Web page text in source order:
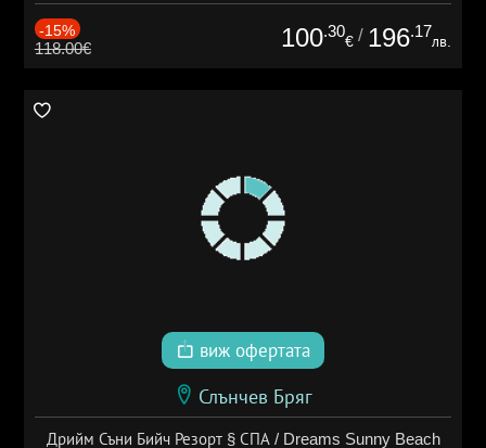
-15%
118.00€ 100.30
€ / 196.17
лв.
виж офертата
Слънчев Бряг
Дрийм Съни Бийч Резорт § СПА / Dreams Sunny Beach